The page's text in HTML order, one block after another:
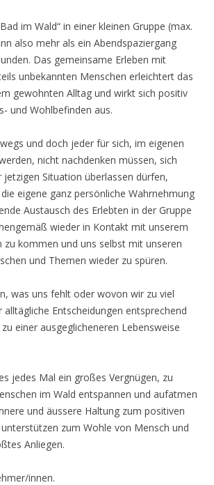
im Wald“ in einer kleinen Gruppe (max.
also mehr als ein Abendspaziergang
Das gemeinsame Erleben mit
unbekannten Menschen erleichtert das
gewohnten Alltag und wirkt sich positiv
und Wohlbefinden aus.
und doch jeder für sich, im eigenen
nicht nachdenken müssen, sich
jetzigen Situation überlassen dürfen,
eigene ganz persönliche Wahrnehmung
Austausch des Erlebten in der Gruppe
wieder in Kontakt mit unserem
zu kommen und uns selbst mit unseren
und Themen wieder zu spüren.
was uns fehlt oder wovon wir zu viel
Entscheidungen entsprechend
einer ausgeglicheneren Lebensweise
jedes Mal ein großes Vergnügen, zu
im Wald entspannen und aufatmen
und äussere Haltung zum positiven
zum Wohle von Mensch und
Anliegen.
innen.